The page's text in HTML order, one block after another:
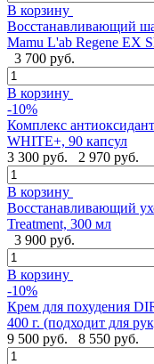
В корзину
Восстанавливающий
Mamu L'ab Regene EX
3 700 руб.
В корзину
-10%
Комплекс
WHITE+, 90 капсул
3 300 руб.
2 970 руб.
В корзину
Восстанавливающий
Treatment, 300 мл
3 900 руб.
В корзину
-10%
Крем для похудения
400 г. (подходит для
9 500 руб.
8 550 руб.